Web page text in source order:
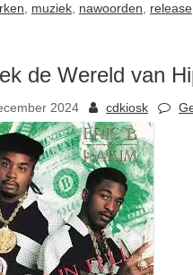
muziek nawoorden release
de Wereld van
2024 cdkiosk